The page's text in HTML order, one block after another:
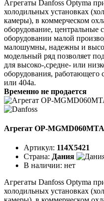
Агрегаты Danfoss Optyma
холодильных установках
камеры), в коммерческом
оборудование,
оборудовании малой
малошумны, надежны и
модельный ряд позволяет
для высоко-,средне- или
оборудования, работающего
или 404a.
Временно не продается
Агрегат OP-
Артикул: 114X5421
Страна: Дания
В наличии: нет
Агрегаты Danfoss Optyma
холодильных установках